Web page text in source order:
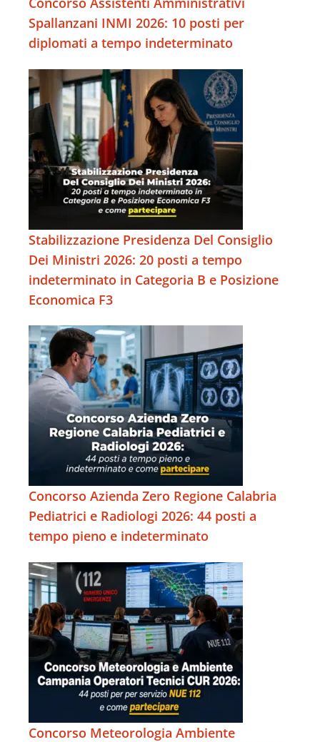
Spallanzani INMI 2026: 10 posti per
diplomati a tempo indeterminato
Stabilizzazione Presidenza Del Consiglio
Dei Ministri 2026: 20 posti a tempo
indeterminato in Categoria B e Posizione
Economica F3
Concorso Azienda Zero Regione Calabria
Pediatrici e Radiologi 2026: 44 posti a
tempo pieno e indeterminato
Concorso Meteorologia Ambiente